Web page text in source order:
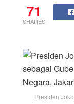
71
SHARES
Presiden